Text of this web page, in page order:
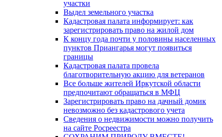
участки
Выдел земельного участка
Кадастровая палата информирует: как
зарегистрировать право на жилой дом
К концу года почти у половины населенных
пунктов Приангарья могут появиться
границы
Кадастровая палата провела
благотворительную акцию для ветеранов
Все больше жителей Иркутской области
предпочитают обращаться в МФЦ
Зарегистрировать право на дачный домик
невозможно без кадастрового учета
Сведения о недвижимости можно получить
на сайте Росреестра